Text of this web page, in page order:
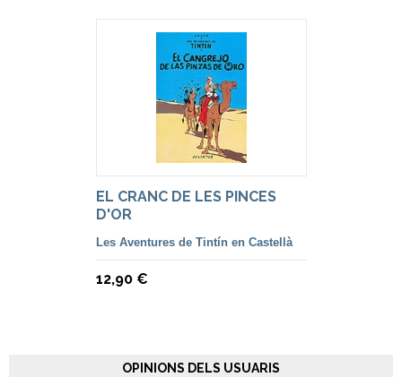
EL CRANC DE LES PINCES
D'OR
Les Aventures de Tintín en Castellà
12,90 €
OPINIONS DELS USUARIS